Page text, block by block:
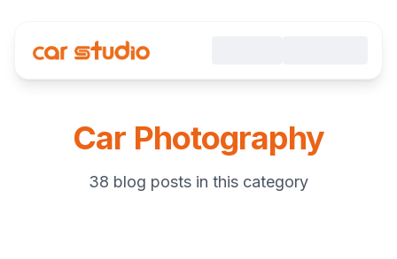
Car Photography
38 blog posts in this category